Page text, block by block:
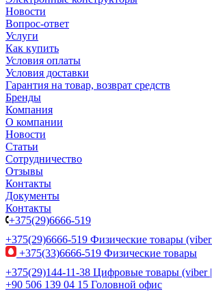
Новости
Вопрос-ответ
Услуги
Как купить
Условия оплаты
Условия доставки
Гарантия на товар, возврат средств
Бренды
Компания
О компании
Новости
Статьи
Сотрудничество
Отзывы
Контакты
Документы
Контакты
+375(29)6666-519
+375(29)6666-519 Физические товары (viber
+375(33)6666-519 Физические товары
+375(29)144-11-38 Цифровые товары (viber |
+90 506 139 04 15 Головной офис